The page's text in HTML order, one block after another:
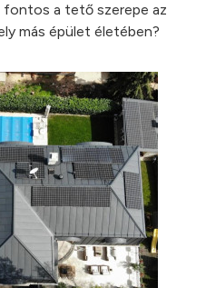
fontos a tető szerepe az
más épület életében?